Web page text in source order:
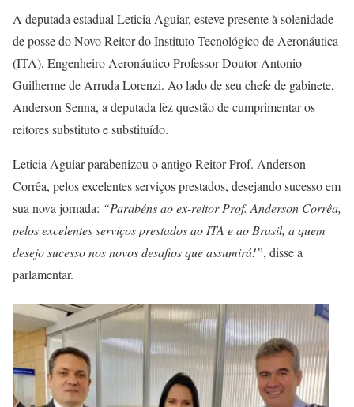
A deputada estadual Leticia Aguiar, esteve presente à solenidade
de posse do Novo Reitor do Instituto Tecnológico de Aeronáutica
(ITA), Engenheiro Aeronáutico Professor Doutor Antonio
Guilherme de Arruda Lorenzi. Ao lado de seu chefe de gabinete,
Anderson Senna, a deputada fez questão de cumprimentar os
reitores substituto e substituído.
Leticia Aguiar parabenizou o antigo Reitor Prof. Anderson
Corrêa, pelos excelentes serviços prestados, desejando sucesso em
sua nova jornada: “Parabéns ao ex-reitor Prof. Anderson Corrêa,
pelos excelentes serviços prestados ao ITA e ao Brasil, a quem
desejo sucesso nos novos desafios que assumirá!”, disse a
parlamentar.